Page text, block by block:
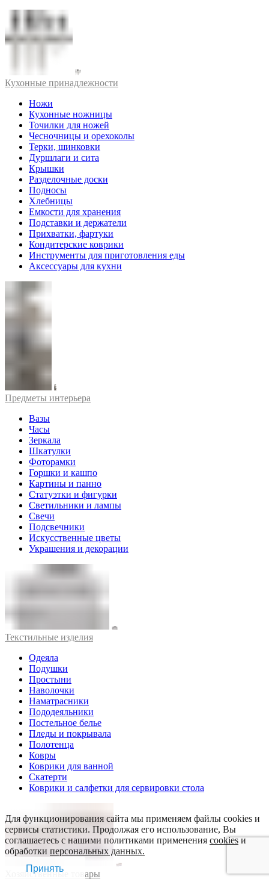
Кухонные принадлежности
Ножи
Кухонные ножницы
Точилки для ножей
Чесночницы и орехоколы
Терки, шинковки
Дуршлаги и сита
Крышки
Разделочные доски
Подносы
Хлебницы
Емкости для хранения
Подставки и держатели
Прихватки, фартуки
Кондитерские коврики
Инструменты для приготовления еды
Аксессуары для кухни
Предметы интерьера
Вазы
Часы
Зеркала
Шкатулки
Фоторамки
Горшки и кашпо
Картины и панно
Статуэтки и фигурки
Светильники и лампы
Свечи
Подсвечники
Искусственные цветы
Украшения и декорации
Текстильные изделия
Одеяла
Подушки
Простыни
Наволочки
Наматрасники
Пододеяльники
Постельное белье
Пледы и покрывала
Полотенца
Ковры
Коврики для ванной
Скатерти
Коврики и салфетки для сервировки стола
Хозяйственные товары
Для функционирования сайта мы применяем файлы cookies и
сервисы статистики. Продолжая его использование, Вы
соглашаетесь с нашими политиками применения cookiesи
обработки персональных данных.
Принять